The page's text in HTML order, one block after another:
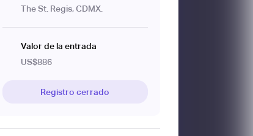
The St. Regis, CDMX.
Valor de la entrada
US$886
Registro cerrado